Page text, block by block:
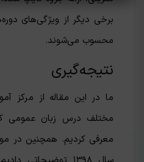
برخی دیگر از ویژگی‌های
محسوب می‌شوند.
نتیجه‌گیری
ما در این مقاله از مرکز
مختلف درس زبان عمومی
معرفی کردیم. همچنین در